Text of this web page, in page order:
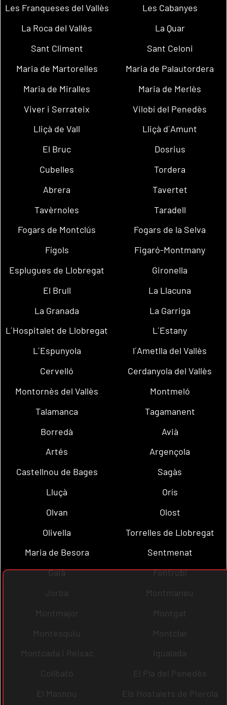
Les Franqueses del Vallès
Les Cabanyes
La Roca del Vallès
La Quar
Sant Climent
Sant Celoni
Maria de Martorelles
Maria de Palautordera
Maria de Miralles
Maria de Merlès
Viver i Serrateix
Vilobí del Penedès
Lliçà de Vall
Lliçà d´Amunt
El Bruc
Dosrius
Cubelles
Tordera
Abrera
Tavertet
Tavèrnoles
Taradell
Fogars de Montclús
Fogars de la Selva
Fígols
Figaró-Montmany
Esplugues de Llobregat
Gironella
El Brull
La Llacuna
La Granada
La Garriga
L´Hospitalet de Llobregat
L´Estany
L´Espunyola
l´Ametlla del Vallès
Cervelló
Cerdanyola del Vallès
Montornès del Vallès
Montmeló
Talamanca
Tagamanent
Borredà
Avià
Artés
Argençola
Castellnou de Bages
Sagàs
Lluçà
Orís
Olvan
Olost
Olivella
Torrelles de Llobregat
Maria de Besora
Sentmenat
Gaià
Fontrubí
Jorba
Montmaneu
Montmajor
Montgat
Montesquiu
Montclar
Montcada i Reixac
Igualada
Collbató
El Pla del Penedès
El Masnou
Els Hostalets de Pierola